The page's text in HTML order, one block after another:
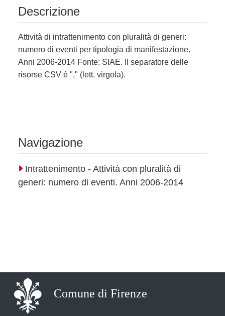
Descrizione
Attività di intrattenimento con pluralità di generi:
numero di eventi per tipologia di manifestazione.
Anni 2006-2014 Fonte: SIAE. Il separatore delle
risorse CSV è "," (lett. virgola).
Navigazione
Intrattenimento - Attività con pluralità di
generi: numero di eventi. Anni 2006-2014
Comune di Firenze